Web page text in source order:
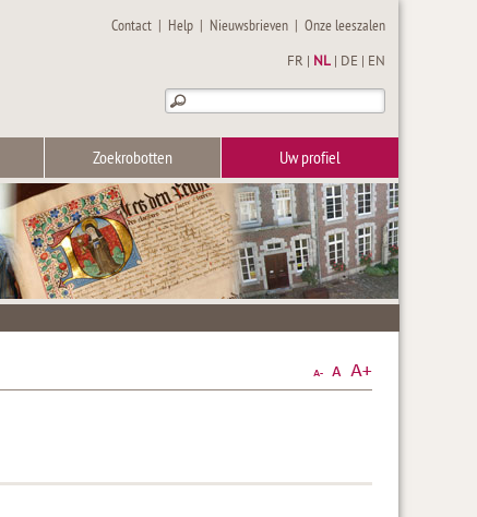
Contact | Help | Nieuwsbrieven |Onze leeszalen
FR NL DE EN
Zoekrobotten Uw profiel